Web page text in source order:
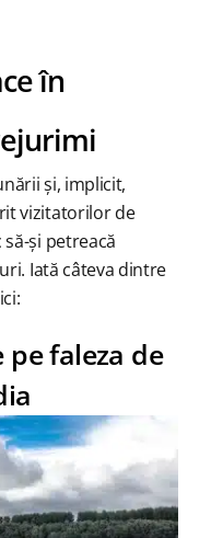
în
și, implicit,
vizitatorilor de
și petreacă
Iată câteva dintre
faleza de